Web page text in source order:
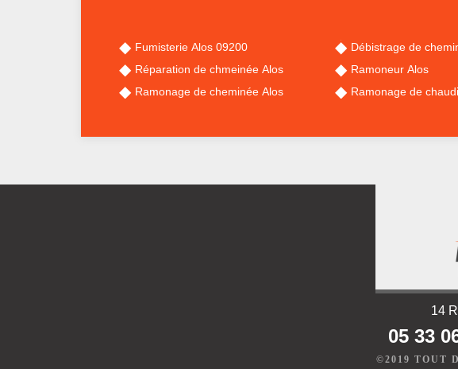
Fumisterie Alos 09200
Réparation de chmeinée Alos
Ramonage de cheminée Alos
Débistrage de
Ramoneur Alos
Ramonage de
14
05 33
©2019 TOUT